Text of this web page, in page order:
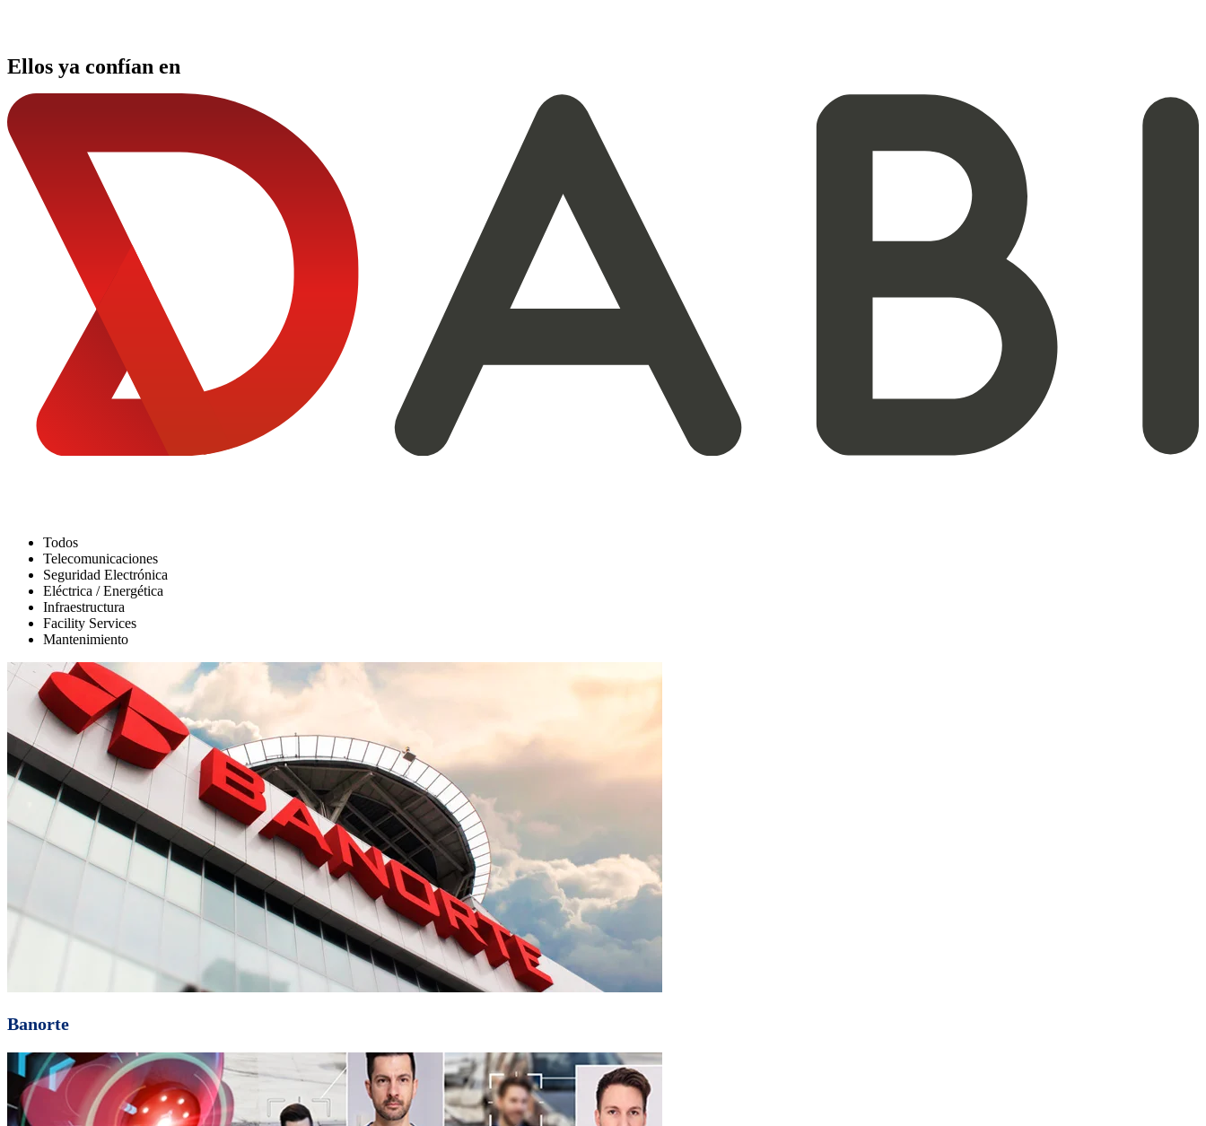
Ellos ya confían en
Todos
Telecomunicaciones
Seguridad Electrónica
Eléctrica / Energética
Infraestructura
Facility Services
Mantenimiento
Banorte